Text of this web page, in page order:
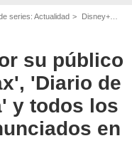
series: Actualidad Disney+ apuesta por su público más joven: 'Baymax', 'Diario de Greg', 'Sneakerella' y todos los títulos infantiles anunciados en el Disney+ Day
su público
'Diario de
y todos los
en